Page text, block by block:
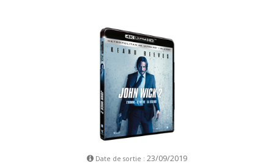
Date de sortie : 23/09/2019